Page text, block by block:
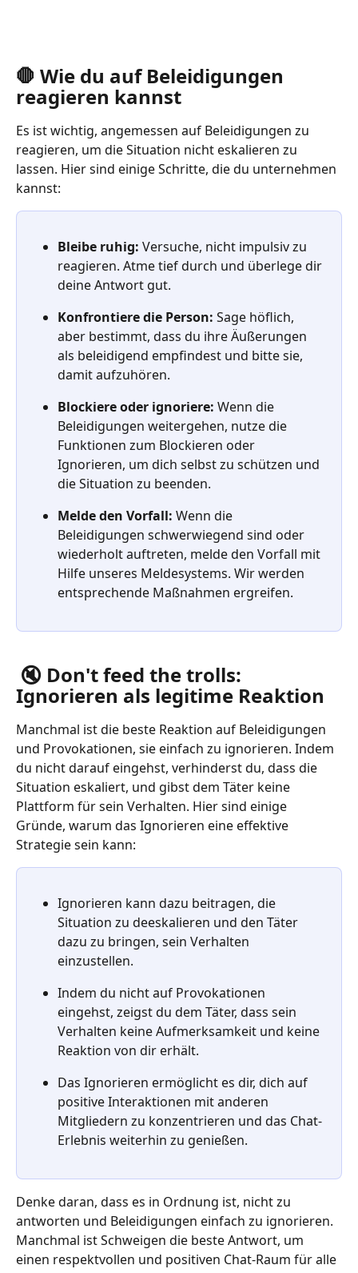
🛑 Wie du auf Beleidigungen
reagieren kannst
Es ist wichtig, angemessen auf Beleidigungen zu
reagieren, um die Situation nicht eskalieren zu
lassen. Hier sind einige Schritte, die du unternehmen
kannst:
Bleibe ruhig: Versuche, nicht impulsiv zu
reagieren. Atme tief durch und überlege dir
deine Antwort gut.
Konfrontiere die Person: Sage höflich,
aber bestimmt, dass du ihre Äußerungen
als beleidigend empfindest und bitte sie,
damit aufzuhören.
Blockiere oder ignoriere: Wenn die
Beleidigungen weitergehen, nutze die
Funktionen zum Blockieren oder
Ignorieren, um dich selbst zu schützen und
die Situation zu beenden.
Melde den Vorfall: Wenn die
Beleidigungen schwerwiegend sind oder
wiederholt auftreten, melde den Vorfall mit
Hilfe unseres Meldesystems. Wir werden
entsprechende Maßnahmen ergreifen.
Ignorieren als legitime Reaktion
Manchmal ist die beste Reaktion auf Beleidigungen
und Provokationen, sie einfach zu ignorieren. Indem
du nicht darauf eingehst, verhinderst du, dass die
Situation eskaliert, und gibst dem Täter keine
Plattform für sein Verhalten. Hier sind einige
Gründe, warum das Ignorieren eine effektive
Strategie sein kann:
Ignorieren kann dazu beitragen, die
Situation zu deeskalieren und den Täter
dazu zu bringen, sein Verhalten
einzustellen.
Indem du nicht auf Provokationen
eingehst, zeigst du dem Täter, dass sein
Verhalten keine Aufmerksamkeit und keine
Reaktion von dir erhält.
Das Ignorieren ermöglicht es dir, dich auf
positive Interaktionen mit anderen
Mitgliedern zu konzentrieren und das Chat-
Erlebnis weiterhin zu genießen.
Denke daran, dass es in Ordnung ist, nicht zu
antworten und Beleidigungen einfach zu ignorieren.
Manchmal ist Schweigen die beste Antwort, um
einen respektvollen und positiven Chat-Raum für alle